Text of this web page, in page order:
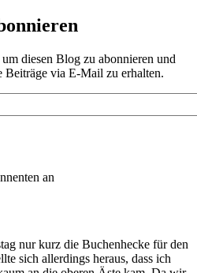
diesen Blog zu abonnieren und
Beiträge via E-Mail zu erhalten.
an
nur kurz die Buchenhecke für den
sich allerdings heraus, dass ich